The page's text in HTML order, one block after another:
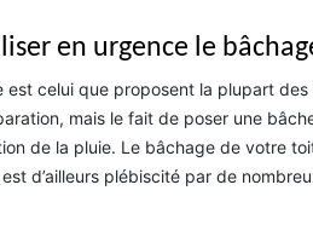
en urgence le
est celui que proposent la plupart
mais le fait de poser une
de la pluie. Le bâchage de votre
d’ailleurs plébiscité par de